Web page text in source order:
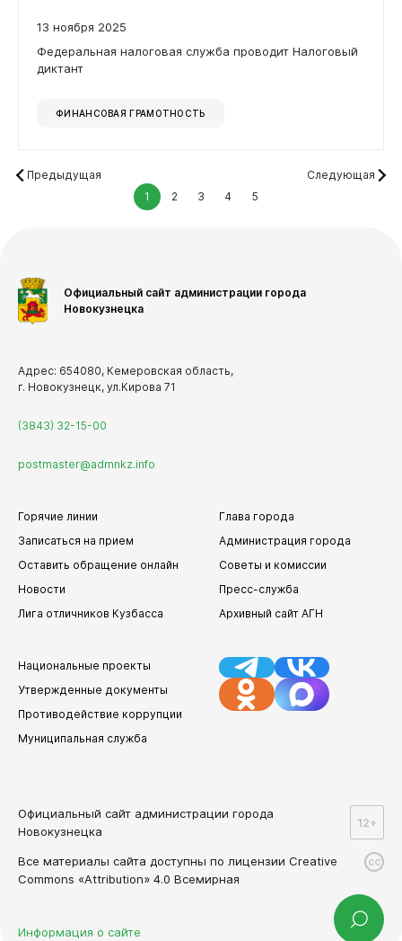
13 ноября 2025
Федеральная налоговая служба проводит Налоговый
диктант
ФИНАНСОВАЯ ГРАМОТНОСТЬ
Предыдущая
1
2 3 4 5
Следующая
Официальный сайт администрации города
Новокузнецка
Адрес: 654080, Кемеровская область,
г. Новокузнецк, ул.Кирова 71
(3843) 32-15-00
postmaster@admnkz.info
Горячие линии
Записаться на прием
Оставить обращение онлайн
Новости
Лига отличников Кузбасса
Глава города
Администрация города
Советы и комиссии
Пресс-служба
Архивный сайт АГН
Национальные проекты
Утвержденные документы
Противодействие коррупции
Муниципальная служба
Официальный сайт администрации города
Новокузнецка
12+
cc
Все материалы сайта доступны по лицензии Creative
Commons «Attribution» 4.0 Всемирная
Информация о сайте